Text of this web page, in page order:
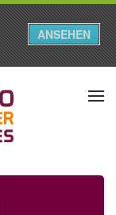
ANSEHEN